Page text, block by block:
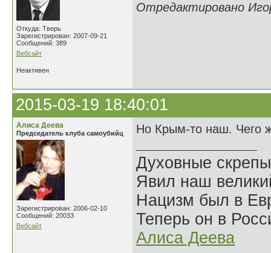
Откуда: Тверь
Зарегистрирован: 2007-09-21
Сообщений: 389
Вебсайт
Отредактировано
Неактивен
2015-03-19 18:40:01
Алиса Деева
Председатель клуба самоубийц
Зарегистрирован: 2006-02-10
Сообщений: 20033
Вебсайт
Но Крым-то наш. Чего
Духовные
Явил наш
Нацизм был в
Теперь он в
Алиса Деева